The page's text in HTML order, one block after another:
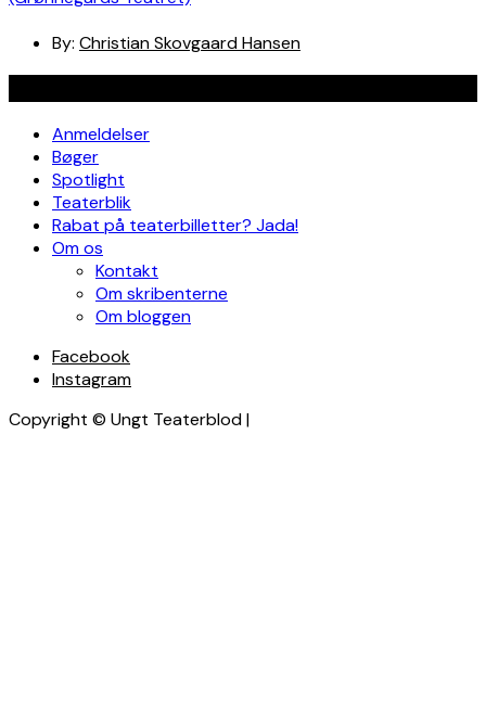
By: Christian Skovgaard Hansen
Anmeldelser
Bøger
Spotlight
Teaterblik
Rabat på teaterbilletter? Jada!
Om os
Kontakt
Om skribenterne
Om bloggen
Facebook
Instagram
Copyright © Ungt Teaterblod |